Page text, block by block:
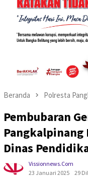
Beranda Polresta
Pembubaran
Pangkalpinang
Dinas
Vissionnews.com
23 Januari 2025
29